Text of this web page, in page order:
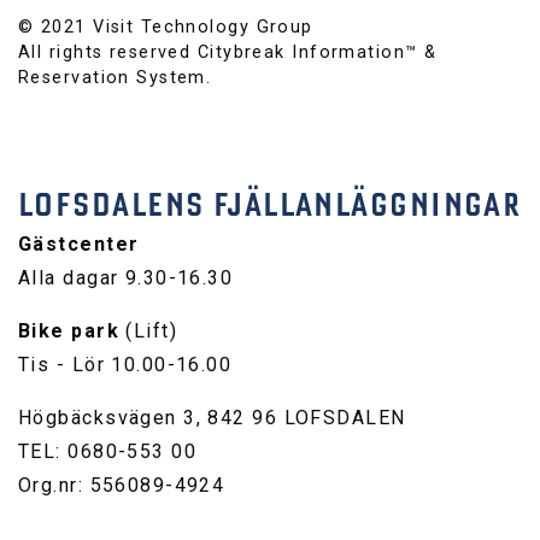
© 2021 Visit Technology Group
All rights reserved Citybreak Information™ &
Reservation System.
LOFSDALENS FJÄLLANLÄGGNINGAR
Gästcenter
Alla dagar 9.30-16.30
Bike park (Lift)
Tis - Lör 10.00-16.00
Högbäcksvägen 3, 842 96 LOFSDALEN
TEL: 0680-553 00
Org.nr: 556089-4924